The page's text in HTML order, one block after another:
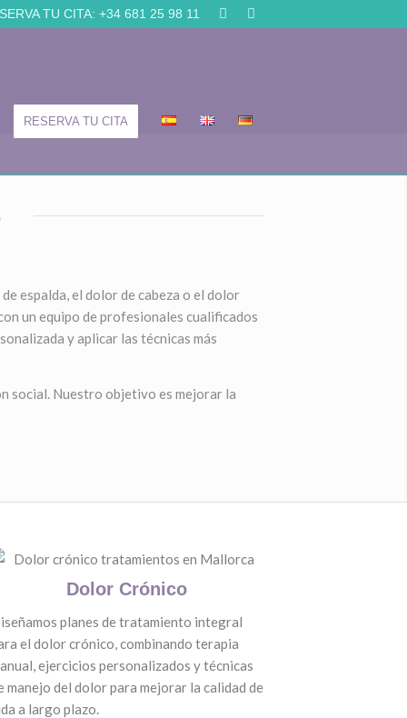
TU CITA: +34 681 25 98 11
RESERVA TU CITA
espalda, el dolor de cabeza o el dolor
un equipo de profesionales cualificados
y aplicar las técnicas más
social. Nuestro objetivo es mejorar la
Dolor Crónico
planes de tratamiento integral
el dolor crónico, combinando terapia
ejercicios personalizados y técnicas
manejo del dolor para mejorar la calidad de
a largo plazo.